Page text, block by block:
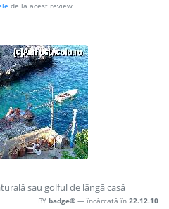
de la acest review
sau golful de lângă casă
BY badge® — încărcată în 22.12.10